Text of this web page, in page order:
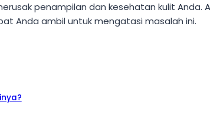
penampilan dan kesehatan kulit
Anda ambil untuk mengatasi masalah ini.